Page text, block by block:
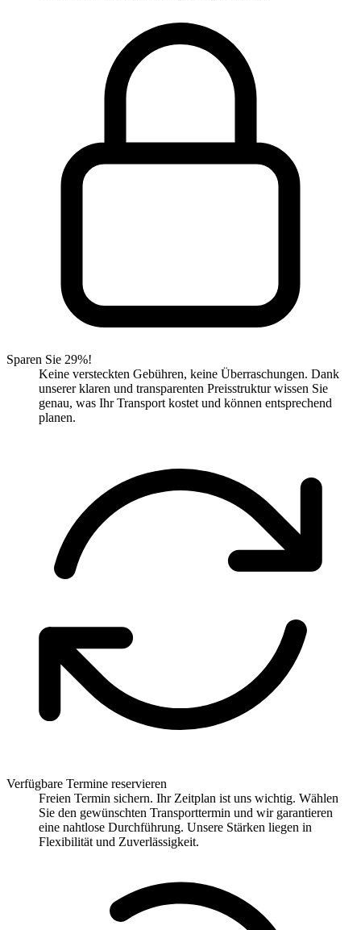
Sparen Sie 29%!
Keine versteckten Gebühren, keine Überraschungen. Dank
unserer klaren und transparenten Preisstruktur wissen Sie
genau, was Ihr Transport kostet und können entsprechend
planen.
Verfügbare Termine reservieren
Freien Termin sichern. Ihr Zeitplan ist uns wichtig. Wählen
Sie den gewünschten Transporttermin und wir garantieren
eine nahtlose Durchführung. Unsere Stärken liegen in
Flexibilität und Zuverlässigkeit.